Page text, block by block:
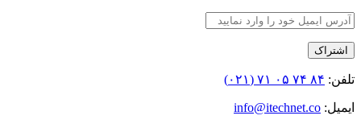
تلفن: ۸۴ ۷۴ ۰۵ ۷۱ (۰۲۱)
ایمیل: info@itechnet.co